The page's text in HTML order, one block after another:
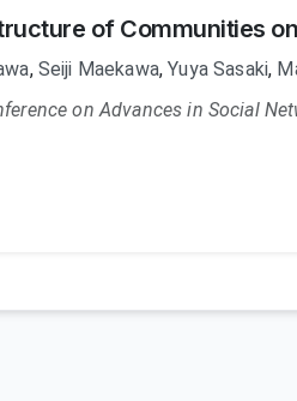
of Communities
, Seiji Maekawa,Yuya Sasaki,
on Advances in Social